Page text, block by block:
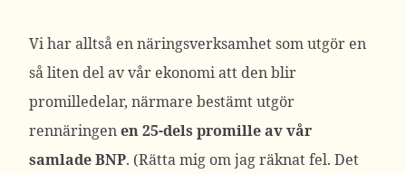
Vi har alltså en näringsverksamhet som utgör en
så liten del av vår ekonomi att den blir
promilledelar, närmare bestämt utgör
rennäringenen 25-dels promille av vår
samlade BNP. (Rätta mig om jag räknat fel. Det